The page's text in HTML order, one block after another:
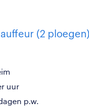
(2
uur
p.w.